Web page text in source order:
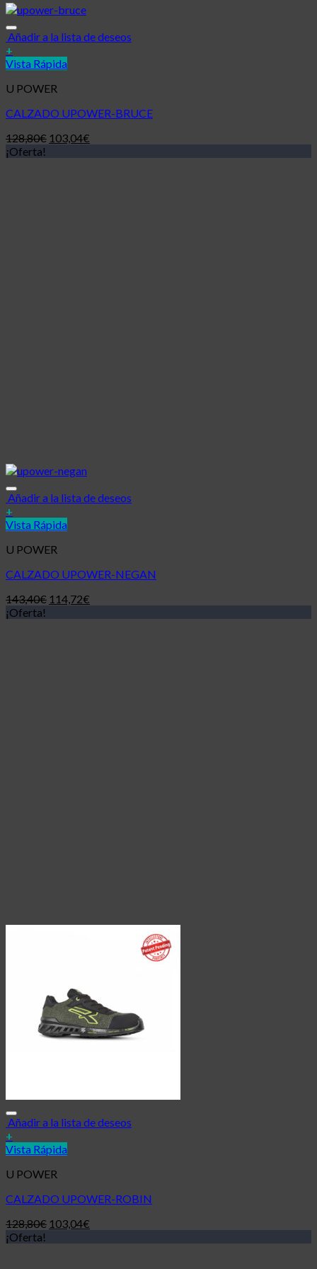
Añadir a la lista de deseos
+
Vista Rápida
U POWER
CALZADO UPOWER-BRUCE
128,80€ 103,04€
¡Oferta!
Añadir a la lista de deseos
+
Vista Rápida
U POWER
CALZADO UPOWER-NEGAN
143,40€ 114,72€
¡Oferta!
Añadir a la lista de deseos
+
Vista Rápida
U POWER
CALZADO UPOWER-ROBIN
128,80€ 103,04€
¡Oferta!